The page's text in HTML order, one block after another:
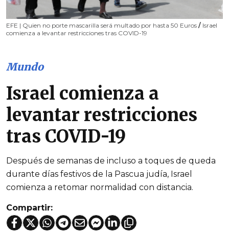
EFE | Quien no porte mascarilla será multado por hasta 50 Euros / Israel
comienza a levantar restricciones tras COVID-19
Mundo
Israel comienza a
levantar restricciones
tras COVID-19
Después de semanas de incluso a toques de queda
durante días festivos de la Pascua judía, Israel
comienza a retomar normalidad con distancia.
Compartir: